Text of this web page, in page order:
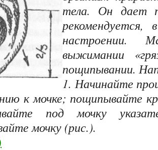
тела. Он дает
настроении.
выжимании
пощипывании.
1. Начинайте
к мочке; пощипывайте
под мочку
мочку (рис.).